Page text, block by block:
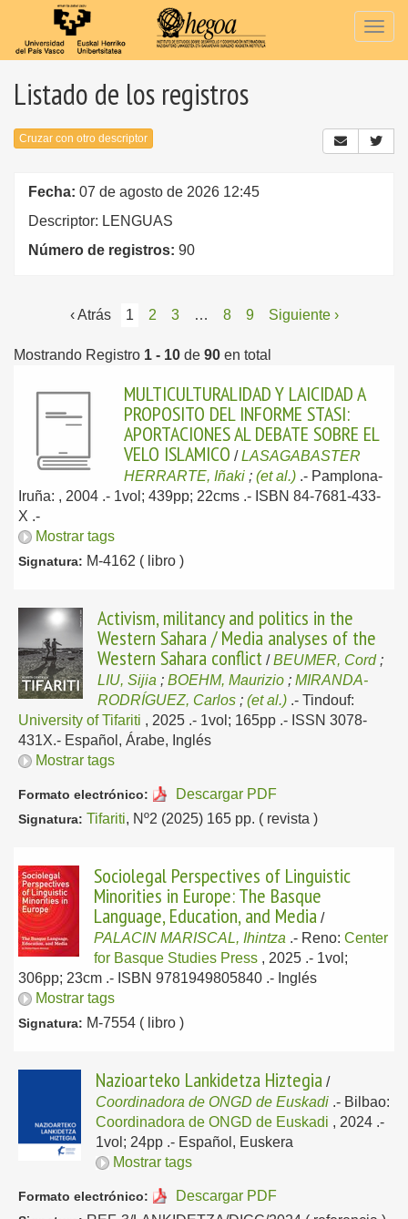
Listado de los registros
Cruzar con otro descriptor
Fecha: 07 de agosto de 2026 12:45
Descriptor: LENGUAS
Número de registros: 90
‹ Atrás 1 2 3 … 8 9 Siguiente ›
Mostrando Registro 1 - 10 de 90 en total
MULTICULTURALIDAD Y LAICIDAD A
PROPOSITO DEL INFORME STASI:
APORTACIONES AL DEBATE SOBRE EL
VELO ISLAMICO /LASAGABASTER
HERRARTE, Iñaki ; (et al.) .- Pamplona-
Iruña: , 2004 .- 1vol; 439pp; 22cms .- ISBN 84-7681-433-
X .-
Mostrar tags
Signatura: M-4162 ( libro )
Activism, militancy and politics in the
Western Sahara / Media analyses of the
Western Sahara conflict /BEUMER, Cord;
LIU, Sijia ; BOEHM, Maurizio ; MIRANDA-
RODRÍGUEZ, Carlos ; (et al.) .- Tindouf:
University of Tifariti , 2025 .- 1vol; 165pp .- ISSN 3078-
431X.- Español, Árabe, Inglés
Mostrar tags
Formato electrónico: Descargar PDF
Signatura: Tifariti, Nº2 (2025) 165 pp. ( revista )
Sociolegal Perspectives of Linguistic
Minorities in Europe: The Basque
Language, Education, and Media /
PALACIN MARISCAL, Ihintza .- Reno: Center
for Basque Studies Press , 2025 .- 1vol;
306pp; 23cm .- ISBN 9781949805840 .- Inglés
Mostrar tags
Signatura: M-7554 ( libro )
Nazioarteko Lankidetza Hiztegia /
Coordinadora de ONGD de Euskadi .- Bilbao:
Coordinadora de ONGD de Euskadi , 2024 .-
1vol; 24pp .- Español, Euskera
Mostrar tags
Formato electrónico: Descargar PDF